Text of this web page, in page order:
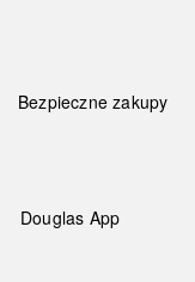
Bezpieczne zakupy
Douglas App